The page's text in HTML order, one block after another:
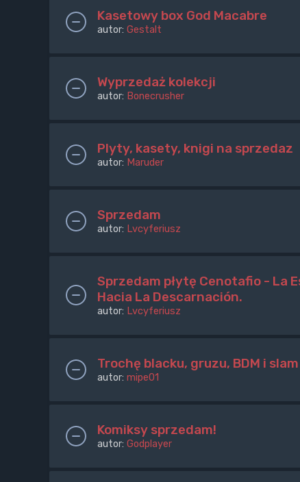
Kasetowy box God Macabre
autor: Gestalt
Wyprzedaż kolekcji
autor: Bonecrusher
Plyty, kasety, knigi na sprzedaz
autor: Maruder
Sprzedam
autor: Lvcyferiusz
Sprzedam płytę Cenotafio - La
Hacia La Descarnación.
autor: Lvcyferiusz
Trochę blacku, gruzu, BDM i
autor: mipe01
Komiksy sprzedam!
autor: Godplayer